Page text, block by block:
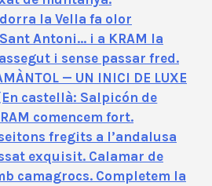
la Vella fa olor
Antoni… i a KRAM la
i sense passar fred.
— UN INICI DE LUXE
castellà: Salpicón de
comencem fort.
fregits a l’andalusa
exquisit. Calamar de
camagrocs. Completem la